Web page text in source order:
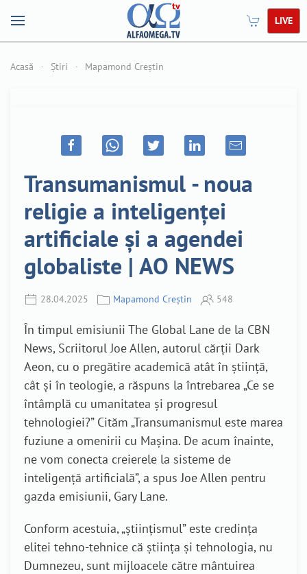
LIVE
Acasă Știri Mapamond Creștin
Transumanismul - noua
religie a inteligenței
artificiale și a agendei
globaliste | AO NEWS
28.04.2025 Mapamond Creștin 548
În timpul emisiunii The Global Lane de la CBN
News, Scriitorul Joe Allen, autorul cărții Dark
Aeon, cu o pregătire academică atât în știință,
cât și în teologie, a răspuns la întrebarea „Ce se
întâmplă cu umanitatea și progresul
tehnologiei?” Cităm „Transumanismul este marea
fuziune a omenirii cu Mașina. De acum înainte,
ne vom conecta creierele la sisteme de
inteligență artificială”, a spus Joe Allen pentru
gazda emisiunii, Gary Lane.
Conform acestuia, „științismul” este credința
elitei tehno-tehnice că știința și tehnologia, nu
Dumnezeu, sunt mijloacele către mântuirea